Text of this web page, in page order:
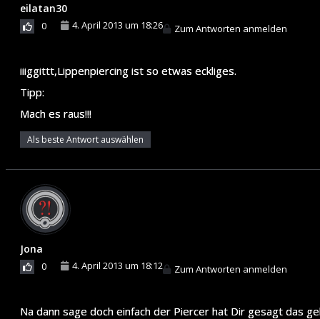
eilatan30
0 4. April 2013 um 18:26 Zum Antworten anmelden
iiiggittt,Lippenpiercing ist so etwas eckliges.
Tipp:
Mach es raus!!!
Als beste Antwort auswählen
Jona
0 4. April 2013 um 18:12 Zum Antworten anmelden
Na dann sage doch einfach der Piercer hat Dir gesagt das